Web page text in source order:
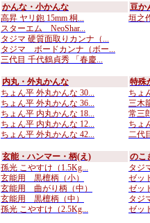
かんな・小かんな
高昇 ヤリ鉋 15mm 桐...
スターエム NeoShar...
タジマ 硬質面取りカンナ（...
タジマ ボードカンナ（ボー...
三代目 千代鶴貞秀 「春慶...
豆か
垣之
内丸・外丸かんな
ちょん平 外丸かんな 30...
ちょん平 外丸かんな 36...
ちょん平 内丸かんな 18...
ちょん平 内丸かんな 12...
ちょん平 外丸かんな 42...
特殊
ちょ
三木
常三
ちょ
二代
玄能・ハンマー・柄(え)
孫光 こやすけ（1.5Kg...
玄能用 黒檀柄（小）
玄能用 曲がり柄（中）
玄能用 黒檀柄（中）
孫光 こやすけ（2.5Kg...
のこ
タジ
ゼッ
ゼッ
タジ
ゼッ